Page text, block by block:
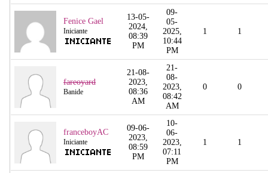
Fenice Gael
Iniciante
13-05-
2024,
08:39
PM
09-
05-
2025,
10:44
PM
1 1
fareoyard
Banide
21-08-
2023,
08:36
AM
21-
08-
2023,
08:42
AM
0 0
franceboyAC
Iniciante
09-06-
2023,
08:59
PM
10-
06-
2023,
07:11
PM
1 1